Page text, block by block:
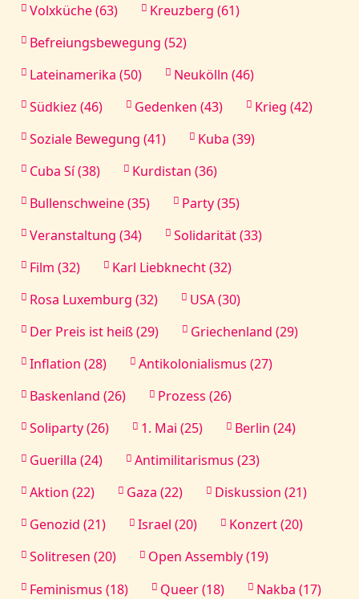
Volxküche (63)
Kreuzberg (61)
Befreiungsbewegung (52)
Lateinamerika (50)
Neukölln (46)
Südkiez (46)
Gedenken (43)
Krieg (42)
Soziale Bewegung (41)
Kuba (39)
Cuba Sí (38)
Kurdistan (36)
Bullenschweine (35)
Party (35)
Veranstaltung (34)
Solidarität (33)
Film (32)
Karl Liebknecht (32)
Rosa Luxemburg (32)
USA (30)
Der Preis ist heiß (29)
Griechenland (29)
Inflation (28)
Antikolonialismus (27)
Baskenland (26)
Prozess (26)
Soliparty (26)
1. Mai (25)
Berlin (24)
Guerilla (24)
Antimilitarismus (23)
Aktion (22)
Gaza (22)
Diskussion (21)
Genozid (21)
Israel (20)
Konzert (20)
Solitresen (20)
Open Assembly (19)
Feminismus (18)
Queer (18)
Nakba (17)